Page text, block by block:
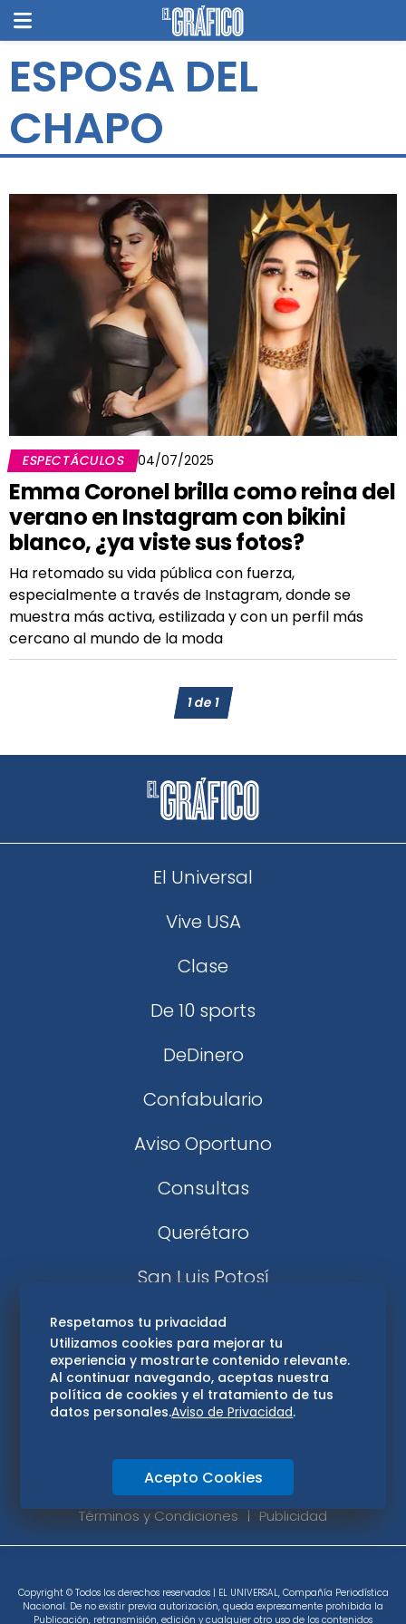
ESPOSA DEL
CHAPO
ESPECTÁCULOS 04/07/2025
Emma Coronel brilla como reina del
verano en Instagram con bikini
blanco, ¿ya viste sus fotos?
Ha retomado su vida pública con fuerza,
especialmente a través de Instagram, donde se
muestra más activa, estilizada y con un perfil más
cercano al mundo de la moda
1de1
El Universal
Vive USA
Clase
De 10 sports
DeDinero
Confabulario
Aviso Oportuno
Consultas
Querétaro
San Luis Potosí
Edomex
Consultas
Hidalgo
Oaxaca
Aviso de privacidad
Directorio
Términos y Condiciones
Publicidad
Copyright © Todos los derechos reservados | EL UNIVERSAL, Compañía Periodística
Nacional. De no existir previa autorización, queda expresamente prohibida la
Publicación, retransmisión, edición y cualquier otro uso de los contenidos
Respetamos tu privacidad
Utilizamos cookies para mejorar tu
experiencia y mostrarte contenido relevante.
Al continuar navegando, aceptas nuestra
política de cookies y el tratamiento de tus
datos personales.Aviso de Privacidad.
Acepto Cookies